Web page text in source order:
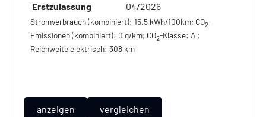
Erstzulassung
04/2026
Stromverbrauch (kombiniert): 15,5 kWh/100km; CO2-
Emissionen (kombiniert): 0 g/km; CO2-Klasse: A ;
Reichweite elektrisch: 308 km
anzeigen vergleichen